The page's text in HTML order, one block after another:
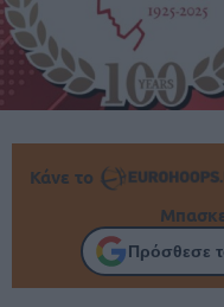
Κάνε το
Πρόσθεσε